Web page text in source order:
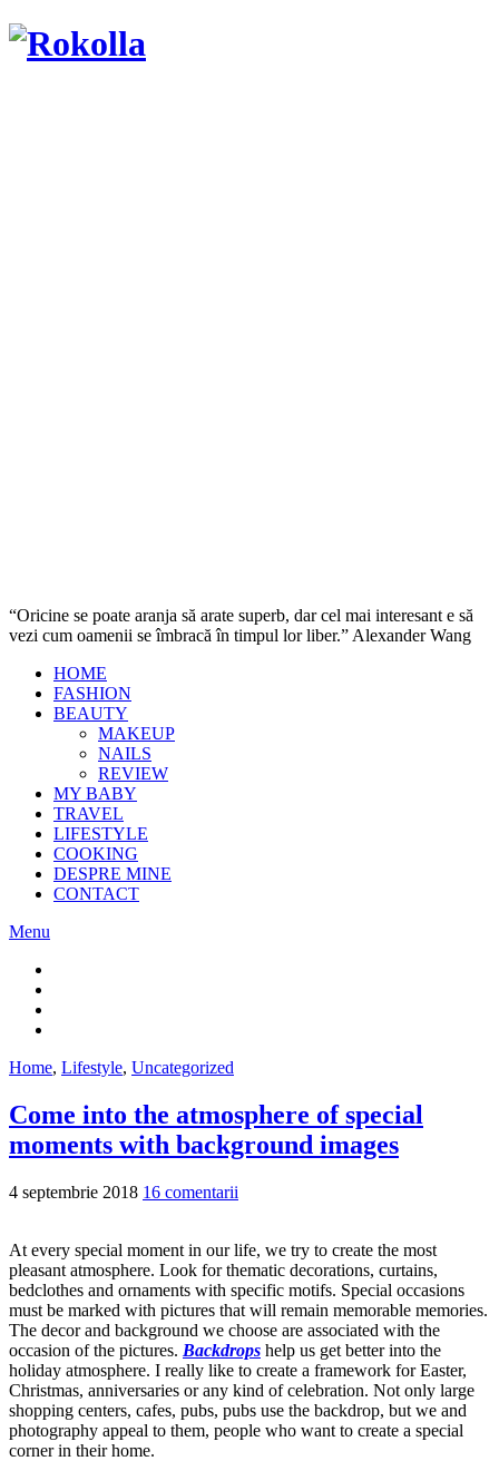
“Oricine se poate aranja să arate superb, dar cel mai interesant e să
vezi cum oamenii se îmbracă în timpul lor liber.” Alexander Wang
HOME
FASHION
BEAUTY
MAKEUP
NAILS
REVIEW
MY BABY
TRAVEL
LIFESTYLE
COOKING
DESPRE MINE
CONTACT
Menu
Home, Lifestyle, Uncategorized
Come into the atmosphere of special
moments with background images
4 septembrie 2018 16 comentarii
At every special moment in our life, we try to create the most
pleasant atmosphere. Look for thematic decorations, curtains,
bedclothes and ornaments with specific motifs. Special occasions
must be marked with pictures that will remain memorable memories.
The decor and background we choose are associated with the
occasion of the pictures. Backdrops help us get better into the
holiday atmosphere. I really like to create a framework for Easter,
Christmas, anniversaries or any kind of celebration. Not only large
shopping centers, cafes, pubs, pubs use the backdrop, but we and
photography appeal to them, people who want to create a special
corner in their home.